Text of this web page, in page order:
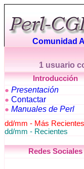
Comunidad
1 usuario
Introducción
● Presentación
● Contactar
● Manuales de Perl
dd/mm - Más Recientes
dd/mm - Recientes
Redes Sociales